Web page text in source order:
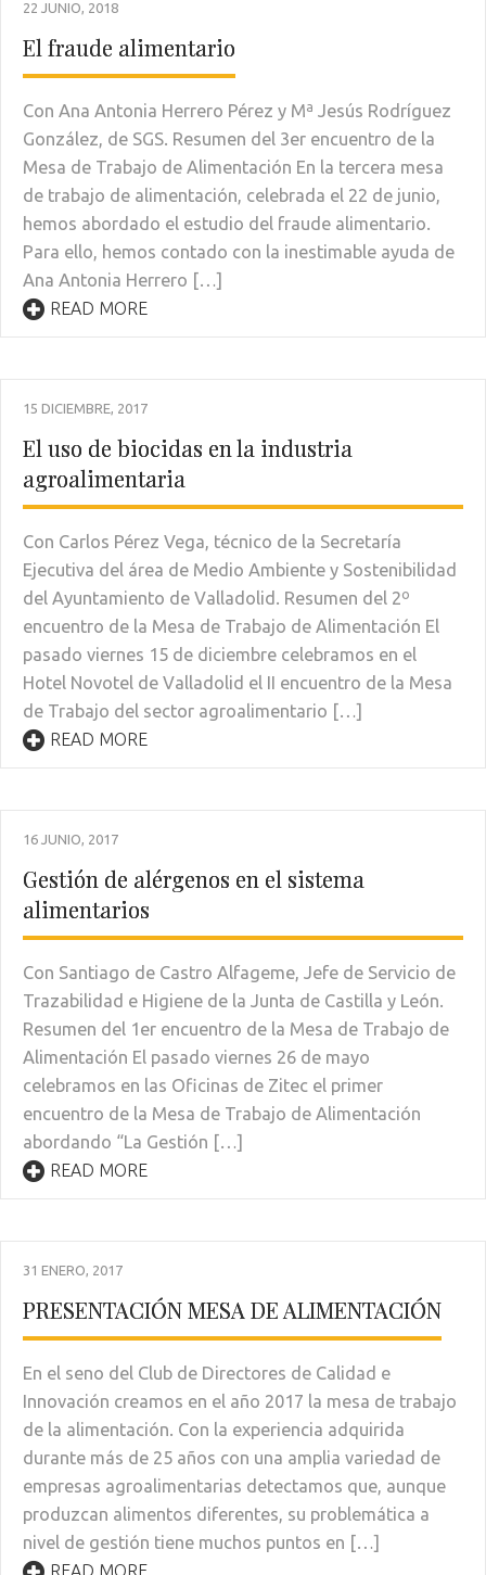
22 JUNIO, 2018
El fraude alimentario
Con Ana Antonia Herrero Pérez y Mª Jesús Rodríguez
González, de SGS. Resumen del 3er encuentro de la
Mesa de Trabajo de Alimentación En la tercera mesa
de trabajo de alimentación, celebrada el 22 de junio,
hemos abordado el estudio del fraude alimentario.
Para ello, hemos contado con la inestimable ayuda de
Ana Antonia Herrero […]
READ MORE
15 DICIEMBRE, 2017
El uso de biocidas en la industria
agroalimentaria
Con Carlos Pérez Vega, técnico de la Secretaría
Ejecutiva del área de Medio Ambiente y Sostenibilidad
del Ayuntamiento de Valladolid. Resumen del 2º
encuentro de la Mesa de Trabajo de Alimentación El
pasado viernes 15 de diciembre celebramos en el
Hotel Novotel de Valladolid el II encuentro de la Mesa
de Trabajo del sector agroalimentario […]
READ MORE
16 JUNIO, 2017
Gestión de alérgenos en el sistema
alimentarios
Con Santiago de Castro Alfageme, Jefe de Servicio de
Trazabilidad e Higiene de la Junta de Castilla y León.
Resumen del 1er encuentro de la Mesa de Trabajo de
Alimentación El pasado viernes 26 de mayo
celebramos en las Oficinas de Zitec el primer
encuentro de la Mesa de Trabajo de Alimentación
abordando “La Gestión […]
READ MORE
31 ENERO, 2017
PRESENTACIÓN MESA DE ALIMENTACIÓN
En el seno del Club de Directores de Calidad e
Innovación creamos en el año 2017 la mesa de trabajo
de la alimentación. Con la experiencia adquirida
durante más de 25 años con una amplia variedad de
empresas agroalimentarias detectamos que, aunque
produzcan alimentos diferentes, su problemática a
nivel de gestión tiene muchos puntos en […]
READ MORE